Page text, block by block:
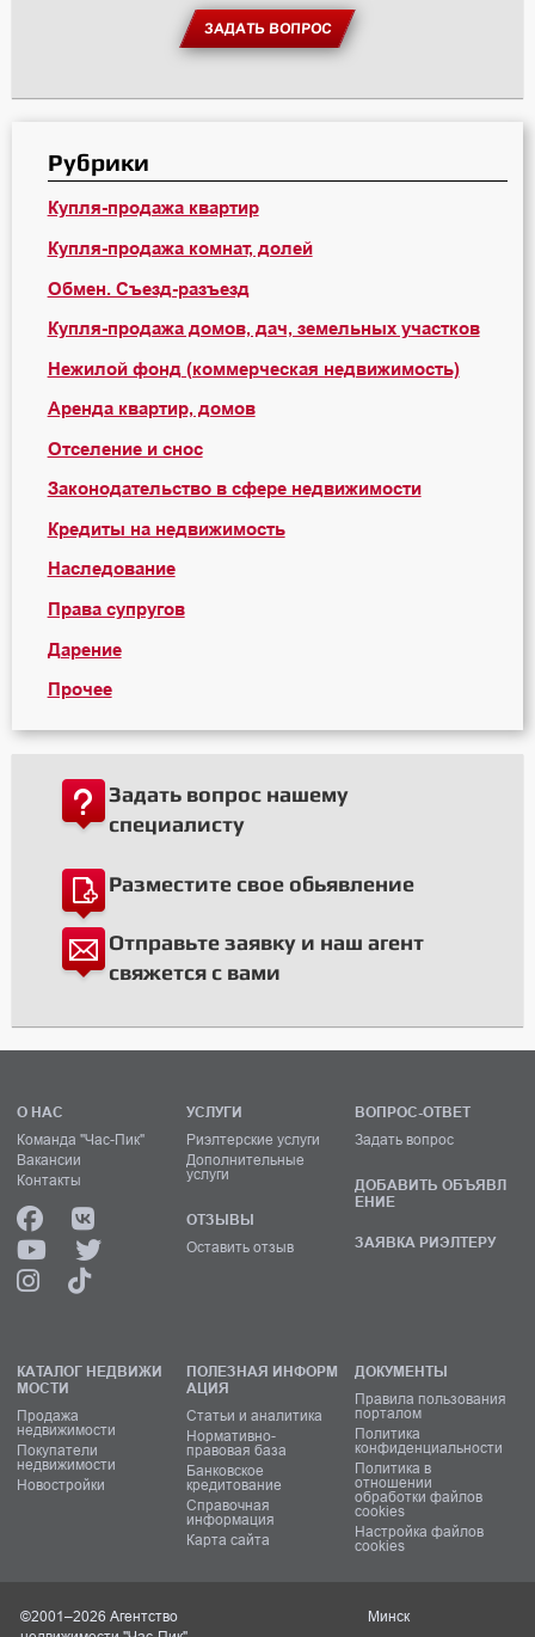
ЗАДАТЬ ВОПРОС
Рубрики
Купля-продажа квартир
Купля-продажа комнат, долей
Обмен. Съезд-разъезд
Купля-продажа домов, дач, земельных участков
Нежилой фонд (коммерческая недвижимость)
Аренда квартир, домов
Отселение и снос
Законодательство в сфере недвижимости
Кредиты на недвижимость
Наследование
Права супругов
Дарение
Прочее
Задать вопрос нашему
специалисту
Разместите свое обьявление
Отправьте заявку и наш агент
свяжется с вами
О НАС
Команда "Час-Пик"
Вакансии
Контакты
УСЛУГИ
Риэлтерские услуги
Дополнительные
услуги
ОТЗЫВЫ
Оставить отзыв
ВОПРОС-ОТВЕТ
Задать вопрос
ДОБАВИТЬ ОБЪЯВЛ
ЕНИЕ
ЗАЯВКА РИЭЛТЕРУ
КАТАЛОГ НЕДВИЖИ
МОСТИ
Продажа
недвижимости
Покупатели
недвижимости
Новостройки
ПОЛЕЗНАЯ ИНФОРМ
АЦИЯ
Статьи и аналитика
Нормативно-
правовая база
Банковское
кредитование
Справочная
информация
Карта сайта
ДОКУМЕНТЫ
Правила пользования
порталом
Политика
конфиденциальности
Политика в
отношении
обработки файлов
cookies
Настройка файлов
cookies
©2001–2026 Агентство
Минск